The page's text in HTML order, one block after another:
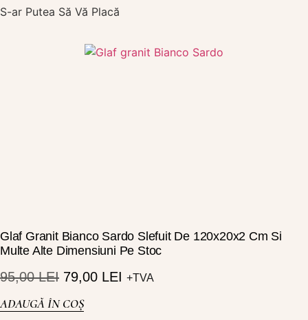
S-ar Putea Să Vă Placă
Glaf Granit Bianco Sardo Slefuit De 120x20x2 Cm Si
Multe Alte Dimensiuni Pe Stoc
95,00LEI 79,00 LEI +TVA
ADAUGĂ ÎN COȘ